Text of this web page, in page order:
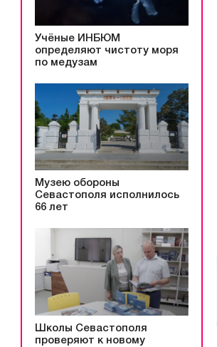
Учёные ИНБЮМ
определяют чистоту моря
по медузам
Музею обороны
Севастополя исполнилось
66 лет
Школы Севастополя
проверяют к новому